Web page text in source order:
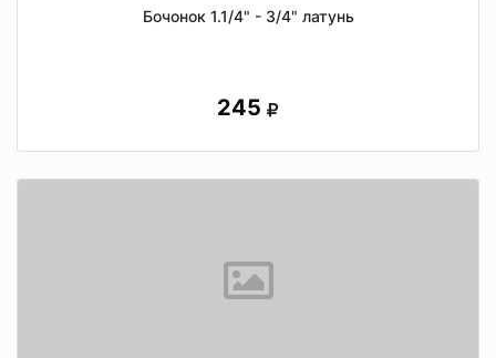
Бочонок 1.1/4" - 3/4" латунь
245